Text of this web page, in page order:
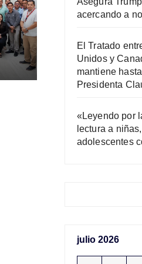
acercando a
El Tratado
Unidos y
mantiene
Presidenta
«Leyendo por
lectura a
adolescentes
julio 2026